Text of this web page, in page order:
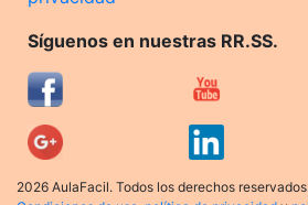
Síguenos en nuestras RR.SS.
2026 AulaFacil. Todos los derechos